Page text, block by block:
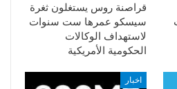
قراصنة روس يستغلون ثغرة
سيسكو عمرها ست سنوات
لاستهداف الوكالات
الحكومية الأمريكية
اخبار